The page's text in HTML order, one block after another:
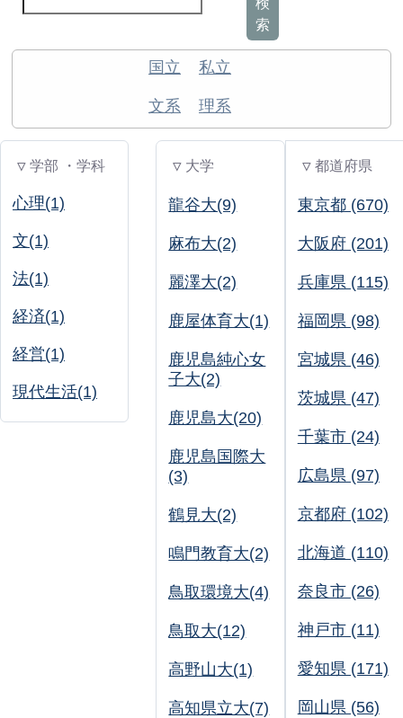
検
索
国立 私立
文系 理系
▽ 学部 ・学科
心理(1)
文(1)
法(1)
経済(1)
経営(1)
現代生活(1)
▽ 大学
龍谷大(9)
麻布大(2)
麗澤大(2)
鹿屋体育大(1)
鹿児島純心女
子大(2)
鹿児島大(20)
鹿児島国際大
(3)
鶴見大(2)
鳴門教育大(2)
鳥取環境大(4)
鳥取大(12)
高野山大(1)
高知県立大(7)
▽ 都道府県
東京都 (670)
大阪府 (201)
兵庫県 (115)
福岡県 (98)
宮城県 (46)
茨城県 (47)
千葉市 (24)
広島県 (97)
京都府 (102)
北海道 (110)
奈良市 (26)
神戸市 (11)
愛知県 (171)
岡山県 (56)